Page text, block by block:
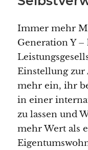
Immer mehr
Generation Y
Einstellung zur
mehr ein, ihr
in einer
zu lassen und
mehr Wert als